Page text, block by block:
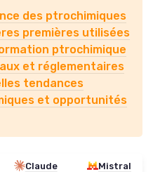
des ptrochimiques
premières utilisées
ptrochimique
et réglementaires
tendances
et opportunités
Claude Mistral